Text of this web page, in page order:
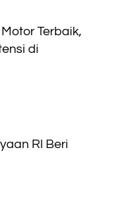
Terbaik,
di
RI Beri